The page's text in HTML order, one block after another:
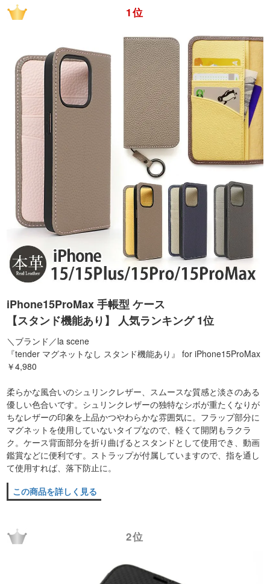
1位
iPhone15ProMax 手帳型 ケース
【スタンド機能あり】 人気ランキング 1位
＼ブランド／la scene
『tender マグネットなし スタンド機能あり』 for iPhone15ProMax
￥4,980
柔らかな風合いのシュリンクレザー、スムースな質感と淡さのある
優しい色合いです。シュリンクレザーの独特なシボが重たくなりが
ちなレザーの印象を上品かつやわらかな雰囲気に。フラップ部分に
マグネットを使用していないタイプなので、軽くて開閉もラクラ
ク。ケース背面部分を折り曲げるとスタンドとして使用でき、動画
鑑賞などに便利です。ストラップが付属していますので、指を通し
て使用すれば、落下防止に。
この商品を詳しく見る
2位